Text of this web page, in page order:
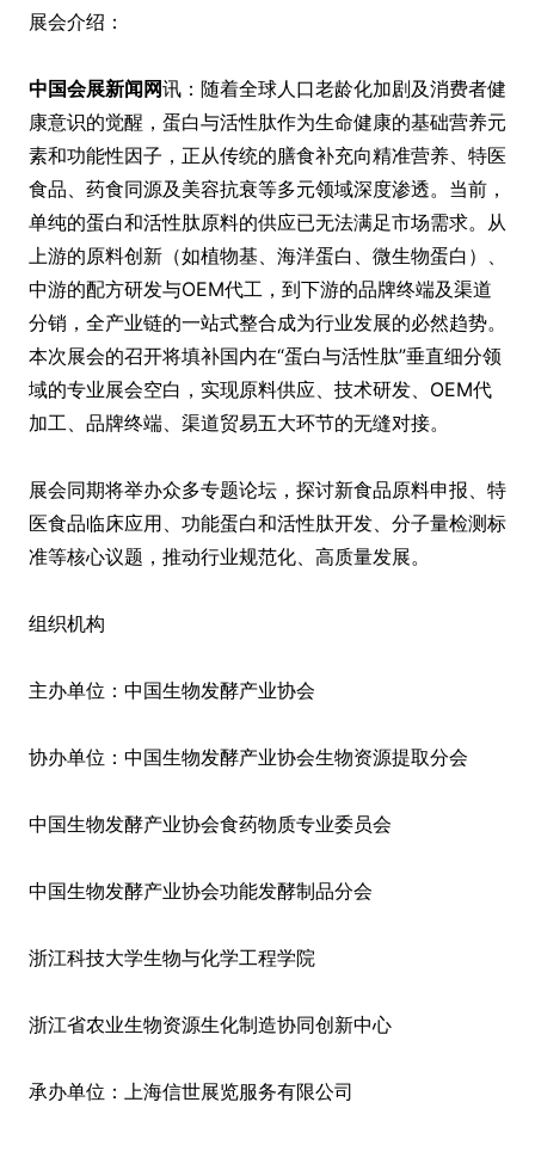
展会介绍：
中国会展新闻网讯：随着全球人口老龄化加剧及消费者健
康意识的觉醒，蛋白与活性肽作为生命健康的基础营养元
素和功能性因子，正从传统的膳食补充向精准营养、特医
食品、药食同源及美容抗衰等多元领域深度渗透。当前，
单纯的蛋白和活性肽原料的供应已无法满足市场需求。从
上游的原料创新（如植物基、海洋蛋白、微生物蛋白）、
中游的配方研发与OEM代工，到下游的品牌终端及渠道
分销，全产业链的一站式整合成为行业发展的必然趋势。
本次展会的召开将填补国内在“蛋白与活性肽”垂直细分领
域的专业展会空白，实现原料供应、技术研发、OEM代
加工、品牌终端、渠道贸易五大环节的无缝对接。
展会同期将举办众多专题论坛，探讨新食品原料申报、特
医食品临床应用、功能蛋白和活性肽开发、分子量检测标
准等核心议题，推动行业规范化、高质量发展。
组织机构
主办单位：中国生物发酵产业协会
协办单位：中国生物发酵产业协会生物资源提取分会
中国生物发酵产业协会食药物质专业委员会
中国生物发酵产业协会功能发酵制品分会
浙江科技大学生物与化学工程学院
浙江省农业生物资源生化制造协同创新中心
承办单位：上海信世展览服务有限公司